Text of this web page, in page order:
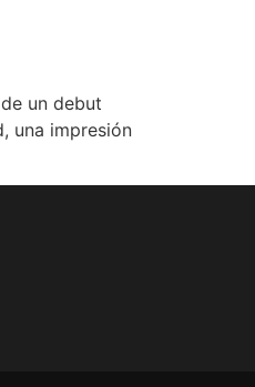
un debut
una impresión